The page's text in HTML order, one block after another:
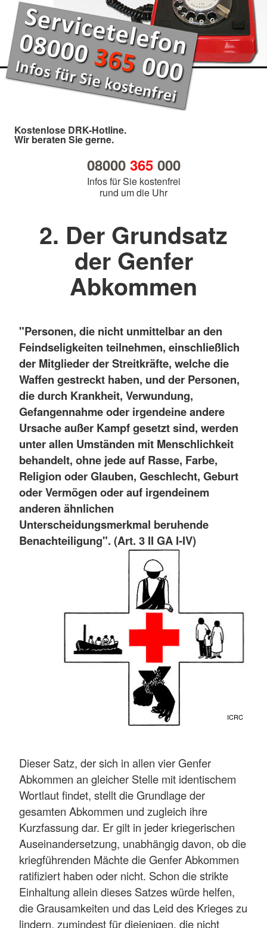
Kostenlose DRK-Hotline.
Wir beraten Sie gerne.
08000 365000
Infos für Sie kostenfrei
rund um die Uhr
2. Der Grundsatz
der Genfer
Abkommen
"Personen, die nicht unmittelbar an den
Feindseligkeiten teilnehmen, einschließlich
der Mitglieder der Streitkräfte, welche die
Waffen gestreckt haben, und der Personen,
die durch Krankheit, Verwundung,
Gefangennahme oder irgendeine andere
Ursache außer Kampf gesetzt sind, werden
unter allen Umständen mit Menschlichkeit
behandelt, ohne jede auf Rasse, Farbe,
Religion oder Glauben, Geschlecht, Geburt
oder Vermögen oder auf irgendeinem
anderen ähnlichen
Unterscheidungsmerkmal beruhende
Benachteiligung". (Art. 3 II GA I-IV)
ICRC
Dieser Satz, der sich in allen vier Genfer
Abkommen an gleicher Stelle mit identischem
Wortlaut findet, stellt die Grundlage der
gesamten Abkommen und zugleich ihre
Kurzfassung dar. Er gilt in jeder kriegerischen
Auseinandersetzung, unabhängig davon, ob die
kriegführenden Mächte die Genfer Abkommen
ratifiziert haben oder nicht. Schon die strikte
Einhaltung allein dieses Satzes würde helfen,
die Grausamkeiten und das Leid des Krieges zu
lindern, zumindest für diejenigen, die nicht